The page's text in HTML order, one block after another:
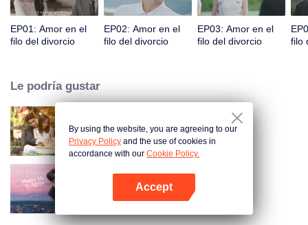
juntos.
EP01: Amor en el
filo del divorcio
EP02: Amor en el
filo del divorcio
EP03: Amor en el
filo del divorcio
filo
Le podría gustar
Amor como un contrato
Cásate Conmigo Otra Vez
By using the website, you are agreeing to our
Privacy Policy and the use of cookies in
accordance with our Cookie Policy.
Accept